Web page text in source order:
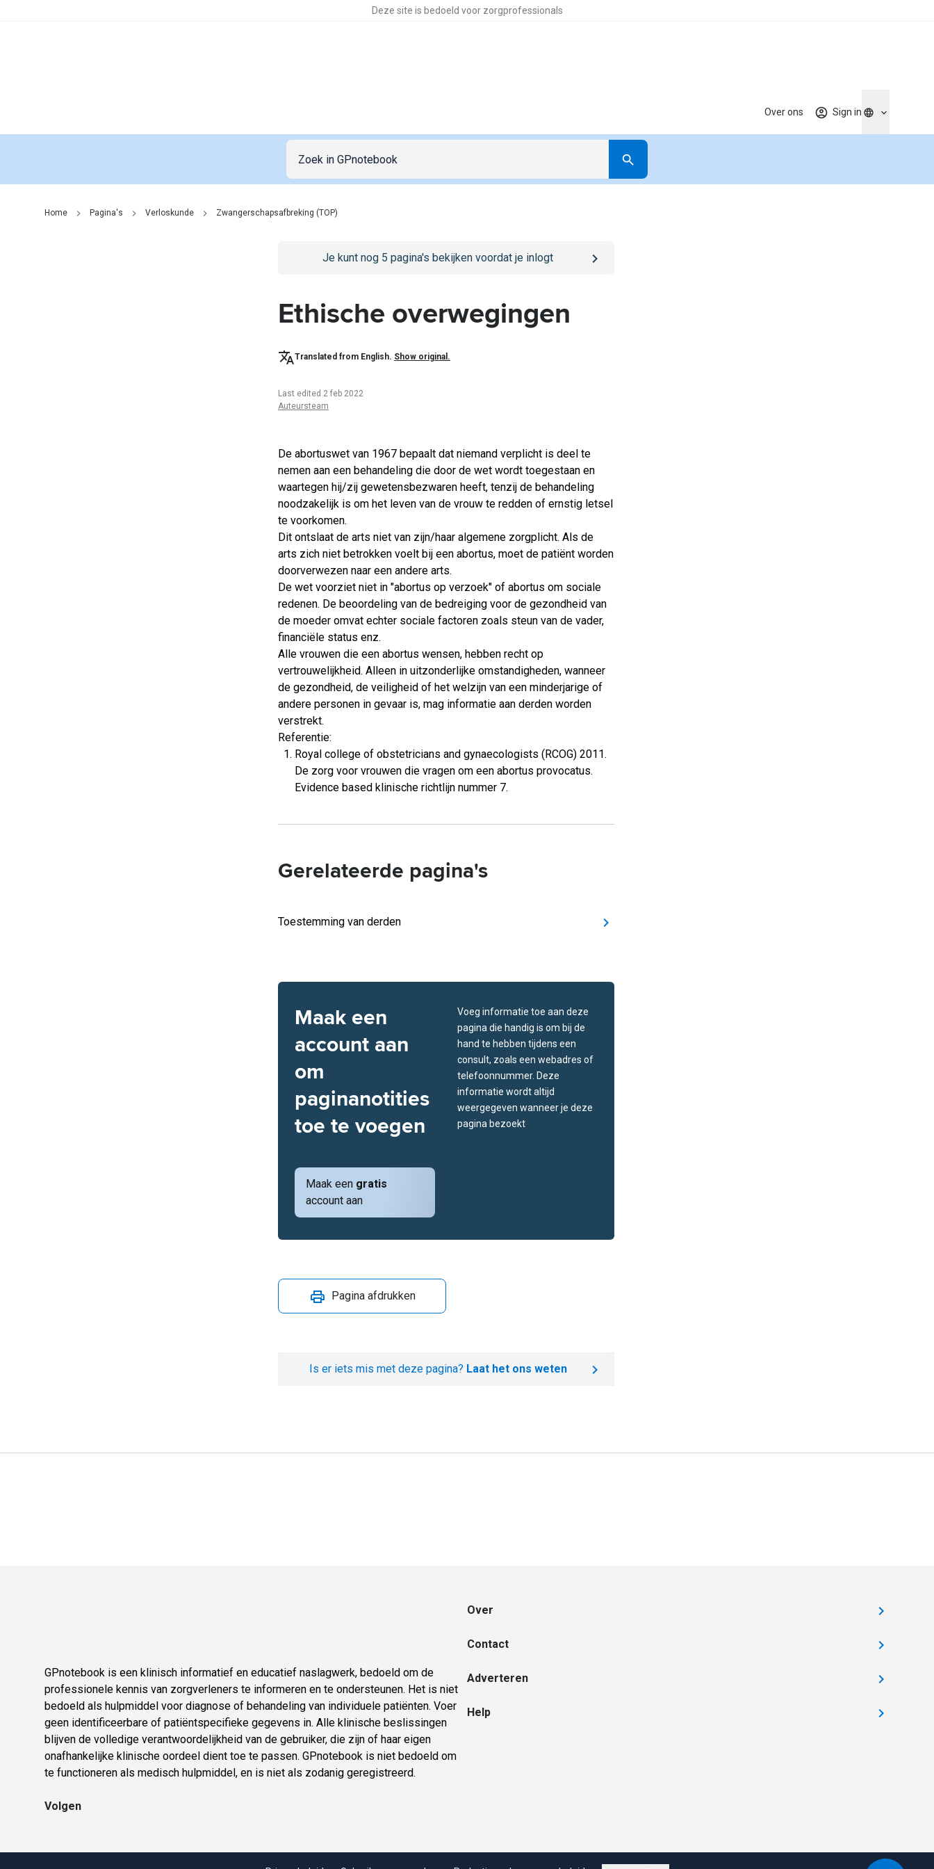
Deze site is bedoeld voor zorgprofessionals
Over ons Sign in
Home Pagina's Verloskunde Zwangerschapsafbreking (TOP)
/sign-inpage
Je kunt nog 5 pagina's bekijken voordat je inlogt
Ethische overwegingen
Translated from English. Show original.
Last edited 2 feb 2022
Auteursteam
De abortuswet van 1967 bepaalt dat niemand verplicht is deel te
nemen aan een behandeling die door de wet wordt toegestaan en
waartegen hij/zij gewetensbezwaren heeft, tenzij de behandeling
noodzakelijk is om het leven van de vrouw te redden of ernstig letsel
te voorkomen.
Dit ontslaat de arts niet van zijn/haar algemene zorgplicht. Als de
arts zich niet betrokken voelt bij een abortus, moet de patiënt worden
doorverwezen naar een andere arts.
De wet voorziet niet in "abortus op verzoek" of abortus om sociale
redenen. De beoordeling van de bedreiging voor de gezondheid van
de moeder omvat echter sociale factoren zoals steun van de vader,
financiële status enz.
Alle vrouwen die een abortus wensen, hebben recht op
vertrouwelijkheid. Alleen in uitzonderlijke omstandigheden, wanneer
de gezondheid, de veiligheid of het welzijn van een minderjarige of
andere personen in gevaar is, mag informatie aan derden worden
verstrekt.
Referentie:
Royal college of obstetricians and gynaecologists (RCOG) 2011.
De zorg voor vrouwen die vragen om een abortus provocatus.
Evidence based klinische richtlijn nummer 7.
Gerelateerde pagina's
Toestemming van derden
Maak een
account aan
om
paginanotities
toe te voegen
Maak een gratis
account aan
Voeg informatie toe aan deze
pagina die handig is om bij de
hand te hebben tijdens een
consult, zoals een webadres of
telefoonnummer. Deze
informatie wordt altijd
weergegeven wanneer je deze
pagina bezoekt
Pagina afdrukken
Is er iets mis met deze pagina? Laat het ons weten
GPnotebook is een klinisch informatief en educatief naslagwerk, bedoeld om de
professionele kennis van zorgverleners te informeren en te ondersteunen. Het is niet
bedoeld als hulpmiddel voor diagnose of behandeling van individuele patiënten. Voer
geen identificeerbare of patiëntspecifieke gegevens in. Alle klinische beslissingen
blijven de volledige verantwoordelijkheid van de gebruiker, die zijn of haar eigen
onafhankelijke klinische oordeel dient toe te passen. GPnotebook is niet bedoeld om
te functioneren als medisch hulpmiddel, en is niet als zodanig geregistreerd.
Volgen
Over
Contact
Adverteren
Help